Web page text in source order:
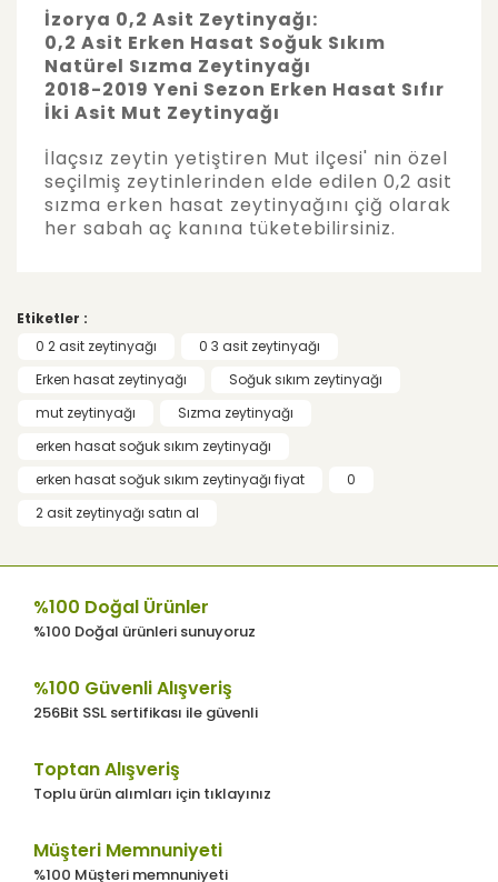
İzorya 0,2 Asit Zeytinyağı:
0,2 Asit Erken Hasat Soğuk Sıkım
Natürel Sızma Zeytinyağı
2018-2019 Yeni Sezon Erken Hasat Sıfır
İki Asit Mut Zeytinyağı
İlaçsız zeytin yetiştiren Mut ilçesi' nin özel
seçilmiş zeytinlerinden elde edilen 0,2 asit
sızma erken hasat zeytinyağını çiğ olarak
her sabah aç kanına tüketebilirsiniz.
Yorum Yaz
kullanarak tarafımıza iletebilirsiniz.
Görüş ve önerileriniz için teşekkür ederiz.
görüntülenemiyor.
Ürün açıklamasında eksik bilgiler
bulunuyor.
Ürün bilgilerinde hatalar bulunuyor.
Etiketler :
0 2 asit zeytinyağı
0 3 asit zeytinyağı
Erken hasat zeytinyağı
Soğuk sıkım zeytinyağı
mut zeytinyağı
Sızma zeytinyağı
erken hasat soğuk sıkım zeytinyağı
erken hasat soğuk sıkım zeytinyağı fiyat
0
2 asit zeytinyağı satın al
%100 Doğal Ürünler
%100 Doğal ürünleri sunuyoruz
%100 Güvenli Alışveriş
256Bit SSL sertifikası ile güvenli
Toptan Alışveriş
Toplu ürün alımları için tıklayınız
Müşteri Memnuniyeti
%100 Müşteri memnuniyeti